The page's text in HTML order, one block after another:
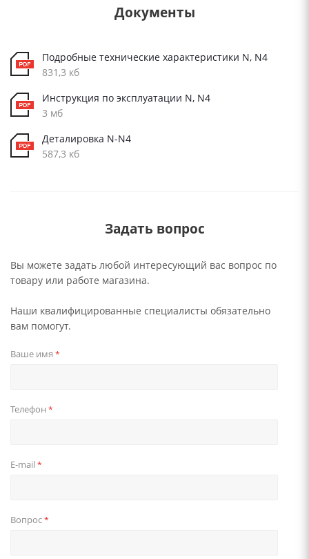
Документы
Подробные технические характеристики N, N4
831,3 кб
Инструкция по эксплуатации N, N4
3 мб
Деталировка N-N4
587,3 кб
Задать вопрос
Вы можете задать любой интересующий вас вопрос по
товару или работе магазина.
Наши квалифицированные специалисты обязательно
вам помогут.
Ваше имя *
Телефон *
E-mail *
Вопрос*